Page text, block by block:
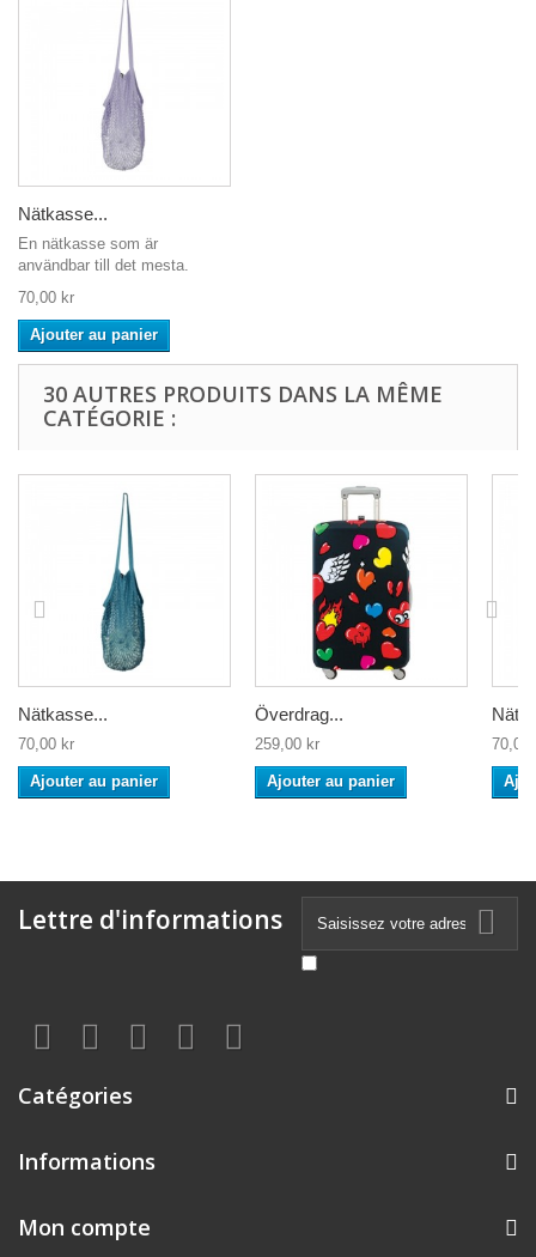
Nätkasse...
En nätkasse som är
användbar till det mesta.
70,00 kr
Ajouter au panier
30 AUTRES PRODUITS DANS LA MÊME
CATÉGORIE :
Nätkasse...
70,00 kr
Ajouter au panier
Överdrag...
259,00 kr
Ajouter au panier
70,00
Lettre d'informations
Catégories
Informations
Mon compte